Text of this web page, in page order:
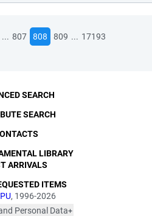
... 807 808 809 ... 17193
, 1996-2026
Personal Data
SEARCH
SEARCH
LIBRARY
ARRIVALS
ITEMS